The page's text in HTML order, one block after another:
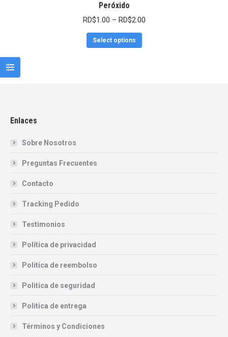
Peróxido
RD$1.00 – RD$2.00
Select options
Enlaces
Sobre Nosotros
Preguntas Frecuentes
Contacto
Tracking Pedido
Testimonios
Política de privacidad
Politica de reembolso
Politica de seguridad
Politica de entrega
Términos y Condiciones